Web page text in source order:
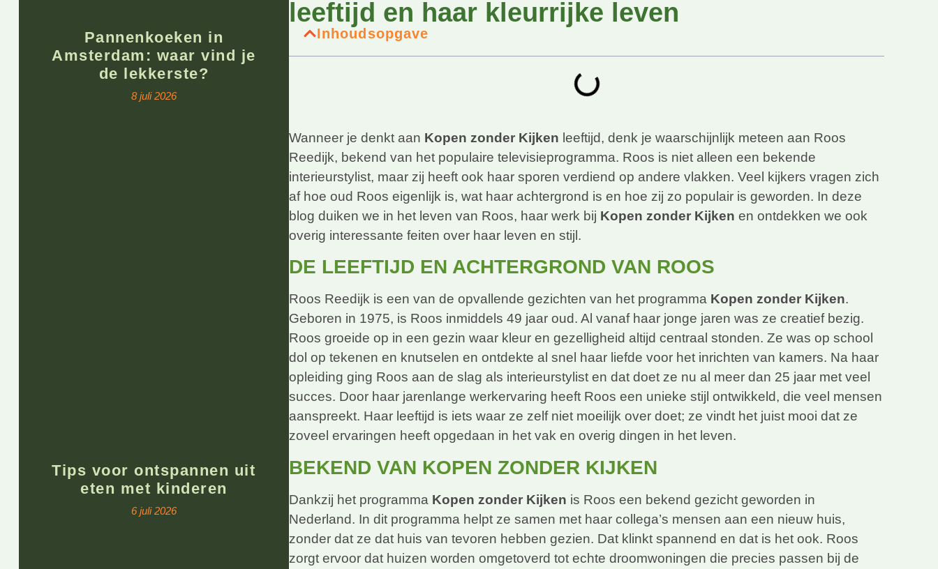
Pannenkoeken in
Amsterdam: waar vind je
de lekkerste?
8 juli 2026
Tips voor ontspannen uit
eten met kinderen
6 juli 2026
leeftijd en haar kleurrijke leven
Inhoudsopgave
Wanneer je denkt aan Kopen zonder Kijken leeftijd, denk je waarschijnlijk meteen aan Roos
Reedijk, bekend van het populaire televisieprogramma. Roos is niet alleen een bekende
interieurstylist, maar zij heeft ook haar sporen verdiend op andere vlakken. Veel kijkers vragen zich
af hoe oud Roos eigenlijk is, wat haar achtergrond is en hoe zij zo populair is geworden. In deze
blog duiken we in het leven van Roos, haar werk bij Kopen zonder Kijken en ontdekken we ook
overig interessante feiten over haar leven en stijl.
DE LEEFTIJD EN ACHTERGROND VAN ROOS
Roos Reedijk is een van de opvallende gezichten van het programma Kopen zonder Kijken.
Geboren in 1975, is Roos inmiddels 49 jaar oud. Al vanaf haar jonge jaren was ze creatief bezig.
Roos groeide op in een gezin waar kleur en gezelligheid altijd centraal stonden. Ze was op school
dol op tekenen en knutselen en ontdekte al snel haar liefde voor het inrichten van kamers. Na haar
opleiding ging Roos aan de slag als interieurstylist en dat doet ze nu al meer dan 25 jaar met veel
succes. Door haar jarenlange werkervaring heeft Roos een unieke stijl ontwikkeld, die veel mensen
aanspreekt. Haar leeftijd is iets waar ze zelf niet moeilijk over doet; ze vindt het juist mooi dat ze
zoveel ervaringen heeft opgedaan in het vak en overig dingen in het leven.
BEKEND VAN KOPEN ZONDER KIJKEN
Dankzij het programma Kopen zonder Kijken is Roos een bekend gezicht geworden in
Nederland. In dit programma helpt ze samen met haar collega’s mensen aan een nieuw huis,
zonder dat ze dat huis van tevoren hebben gezien. Dat klinkt spannend en dat is het ook. Roos
zorgt ervoor dat huizen worden omgetoverd tot echte droomwoningen die precies passen bij de